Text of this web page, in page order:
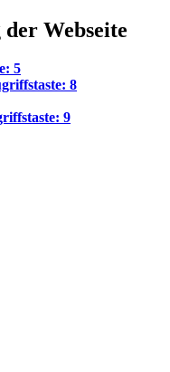
Webseite
5
8
9